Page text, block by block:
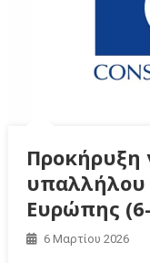
Προκήρυξη
υπαλλήλου
Ευρώπης
6 Μαρτίου 2026